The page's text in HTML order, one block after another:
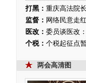
打黑： 重庆高法院
监督： 网络民意走
医改： 委员谈医改
个税： 个税起征点
两会高清图